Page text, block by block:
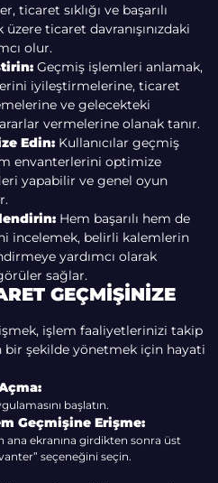
ticaret sıklığı ve başarılı
ticaret davranışınızdaki
olur.
Geçmiş işlemleri anlamak,
iyileştirmelerine, ticaret
ve gelecekteki
vermelerine olanak tanır.
Edin: Kullanıcılar geçmiş
envanterlerini optimize
yapabilir ve genel oyun
Hem başarılı hem de
incelemek, belirli kalemlerin
yardımcı olarak
sağlar.
GEÇMIŞINIZE
işlem faaliyetlerinizi takip
şekilde yönetmek için hayati
başlatın.
Geçmişine Erişme:
ana ekranına girdikten sonra üst
seçeneğini seçin.